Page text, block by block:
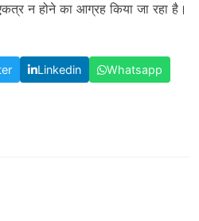
न होने का आग्रह किया जा रहा है।
Linkedin
Whatsapp